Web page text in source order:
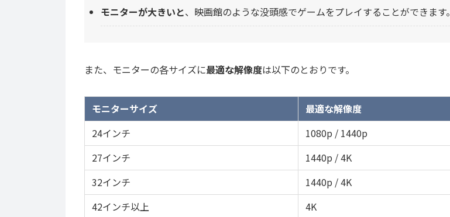
モニターが大きいと、映画館のような没頭感でゲームをプレイすることができます。
また、モニターの各サイズに最適な解像度は以下のとおりです。
モニターサイズ
最適な解像度
24インチ
1080p / 1440p
27インチ
1440p / 4K
32インチ
1440p / 4K
42インチ以上
4K